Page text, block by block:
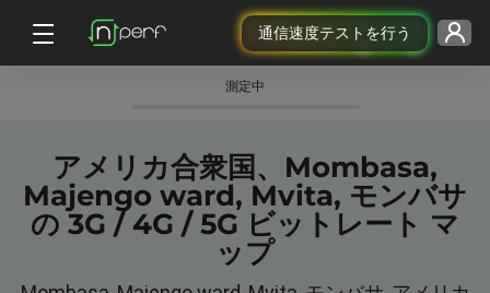
通信速度テストを行う
測定中
アメリカ合衆国、Mombasa,
Majengo ward, Mvita, モンバサ
の 3G / 4G / 5G ビットレート マ
ップ